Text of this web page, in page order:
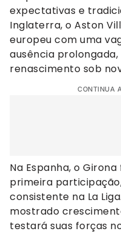
expectativas e
Inglaterra, o Aston
europeu com uma
ausência
renascimento sob
CONTINUA
Na Espanha, o
primeira
consistente na La
mostrado
testará suas forças